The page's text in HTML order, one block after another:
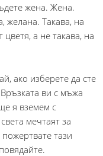
жена. Жена.
желана. Такава, на
а не такава, на
ако изберете да сте
ви с мъжа
я вземем с
мечтаят за
тази